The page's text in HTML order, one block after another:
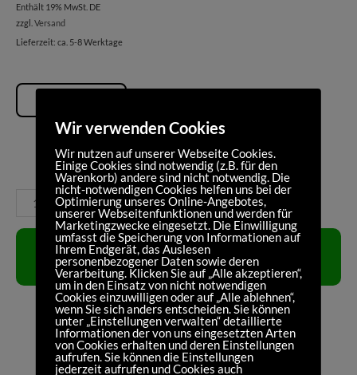
Enthält 19% MwSt. DE
zzgl. Versand
Lieferzeit: ca. 5-8 Werktage
Campagnolo
IN DEN
WARENKORB
Wir verwenden Cookies
Wir nutzen auf unserer Webseite Cookies.
Einige Cookies sind notwendig (z.B. für den
Warenkorb) andere sind nicht notwendig. Die
nicht-notwendigen Cookies helfen uns bei der
Optimierung unseres Online-Angebotes,
unserer Webseitenfunktionen und werden für
Marketingzwecke eingesetzt. Die Einwilligung
umfasst die Speicherung von Informationen auf
Ihrem Endgerät, das Auslesen
personenbezogener Daten sowie deren
Verarbeitung. Klicken Sie auf „Alle akzeptieren“,
um in den Einsatz von nicht notwendigen
Cookies einzuwilligen oder auf „Alle ablehnen“,
wenn Sie sich anders entscheiden. Sie können
unter „Einstellungen verwalten“ detaillierte
Informationen der von uns eingesetzten Arten
von Cookies erhalten und deren Einstellungen
aufrufen. Sie können die Einstellungen
jederzeit aufrufen und Cookies auch